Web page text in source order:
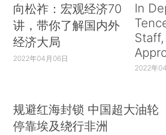
向松祚：宏观经济70
讲，带你了解国内外
经济大局
2022年04月06日
In
Staff,
2022年
规避红海封锁 中国超大油轮
停靠埃及绕行非洲